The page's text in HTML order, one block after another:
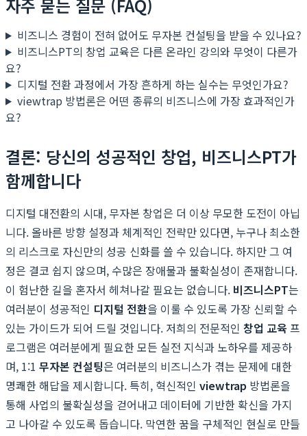
자주 묻는 질문 (FAQ)
비즈니스 경험이 전혀 없어도 무자본 컨설팅을 받을 수 있나요?
비즈니스PT의 창업 교육은 다른 온라인 강의와 무엇이 다른가
요?
디지털 전환 과정에서 가장 흔하게 하는 실수는 무엇인가요?
viewtrap 방법론은 어떤 종류의 비즈니스에 가장 효과적인가
요?
결론: 당신의 성공적인 창업, 비즈니스PT가
함께합니다
디지털 대전환의 시대, 무자본 창업은 더 이상 무모한 도전이 아닙
니다. 올바른 방향 설정과 체계적인 전략만 있다면, 누구나 최소한
의 리스크로 자신만의 성공 신화를 쓸 수 있습니다. 하지만 그 여
정은 결코 쉽지 않으며, 수많은 장애물과 불확실성이 존재합니다.
이 험난한 길을 혼자서 헤쳐나갈 필요는 없습니다. 비즈니스PT는
여러분이 성공적인 디지털 전환을 이룰 수 있도록 가장 신뢰할 수
있는 가이드가 되어 드릴 것입니다. 저희의 전문적인 창업 교육프
로그램은 여러분에게 필요한 모든 실전 지식과 노하우를 제공하
며, 1:1 무자본 컨설팅은 여러분의 비즈니스가 겪는 문제에 대한
명쾌한 해답을 제시합니다. 특히, 혁신적인 viewtrap 방법론을
통해 사업의 불확실성을 걷어내고 데이터에 기반한 확신을 가지
고 나아갈 수 있도록 돕습니다. 막연한 꿈을 구체적인 현실로 만들